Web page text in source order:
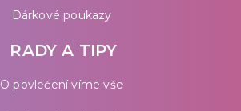
Dárkové poukazy
RADY A TIPY
O povlečení víme vše